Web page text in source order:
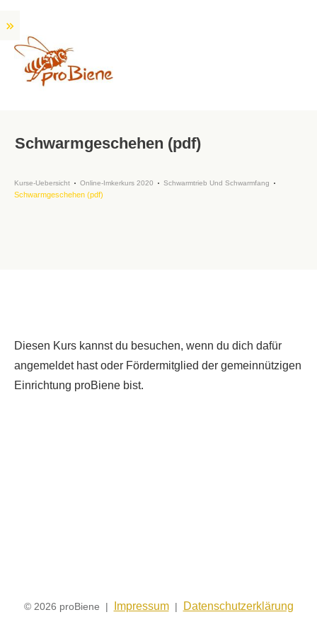
Schwarmgeschehen (pdf)
Kurse-Uebersicht Online-Imkerkurs 2020 Schwarmtrieb Und Schwarmfang
Schwarmgeschehen (pdf)
Diesen Kurs kannst du besuchen, wenn du dich dafür
angemeldet hast oder Fördermitglied der gemeinnützigen
Einrichtung proBiene bist.
© 2026 proBiene | Impressum| Datenschutzerklärung